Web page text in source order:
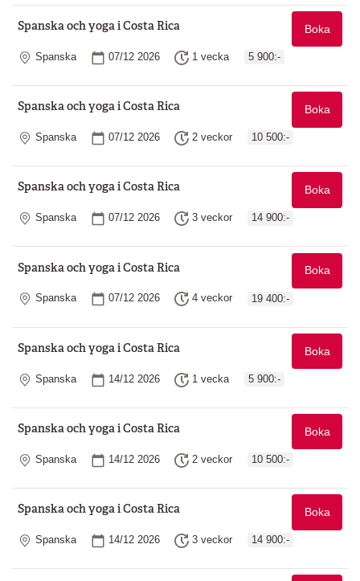
Spanska och yoga i Costa Rica Boka
Plats
Spanska Startdatum
07/12 2026 Längd
1 vecka 5 900:-
Spanska och yoga i Costa Rica Boka
Plats
Spanska Startdatum
07/12 2026 Längd
2 veckor 10 500:-
Spanska och yoga i Costa Rica Boka
Plats
Spanska Startdatum
07/12 2026 Längd
3 veckor 14 900:-
Spanska och yoga i Costa Rica Boka
Plats
Spanska Startdatum
07/12 2026 Längd
4 veckor 19 400:-
Spanska och yoga i Costa Rica Boka
Plats
Spanska Startdatum
14/12 2026 Längd
1 vecka 5 900:-
Spanska och yoga i Costa Rica Boka
Plats
Spanska Startdatum
14/12 2026 Längd
2 veckor 10 500:-
Spanska och yoga i Costa Rica Boka
Plats
Spanska Startdatum
14/12 2026 Längd
3 veckor 14 900:-